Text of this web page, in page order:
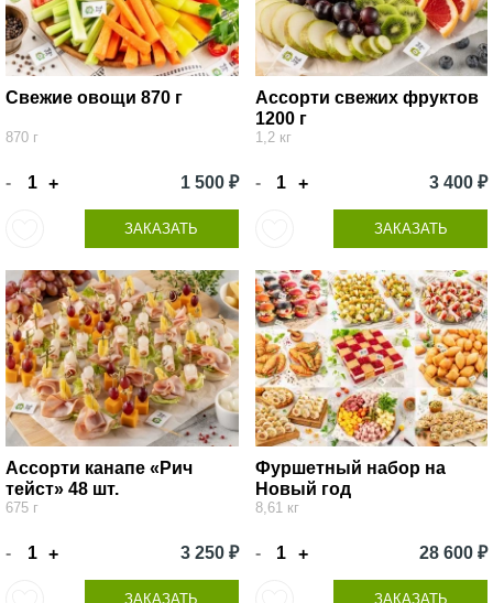
Свежие овощи 870 г
870 г
- + 1 500 ₽
ЗАКАЗАТЬ
Ассорти свежих фруктов
1200 г
1,2 кг
- + 3 400 ₽
ЗАКАЗАТЬ
Ассорти канапе «Рич
тейст» 48 шт.
675 г
- + 3 250 ₽
ЗАКАЗАТЬ
Фуршетный набор на
Новый год
8,61 кг
- + 28 600 ₽
ЗАКАЗАТЬ